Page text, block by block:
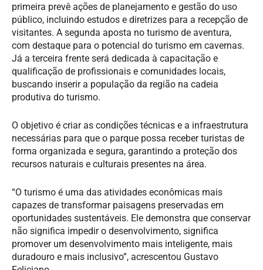
primeira prevê ações de planejamento e gestão do uso
público, incluindo estudos e diretrizes para a recepção de
visitantes. A segunda aposta no turismo de aventura,
com destaque para o potencial do turismo em cavernas.
Já a terceira frente será dedicada à capacitação e
qualificação de profissionais e comunidades locais,
buscando inserir a população da região na cadeia
produtiva do turismo.
O objetivo é criar as condições técnicas e a infraestrutura
necessárias para que o parque possa receber turistas de
forma organizada e segura, garantindo a proteção dos
recursos naturais e culturais presentes na área.
“O turismo é uma das atividades econômicas mais
capazes de transformar paisagens preservadas em
oportunidades sustentáveis. Ele demonstra que conservar
não significa impedir o desenvolvimento, significa
promover um desenvolvimento mais inteligente, mais
duradouro e mais inclusivo”, acrescentou Gustavo